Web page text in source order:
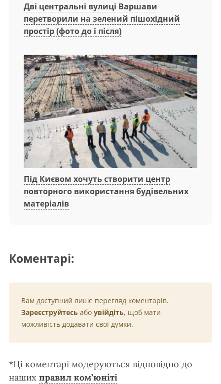
Дві центральні вулиці Варшави
перетворили на зелений пішохідний
простір (фото до і після)
Під Києвом хочуть створити центр
повторного використання будівельних
матеріалів
Коментарі:
Вам доступний лише перегляд коментарів.
Зареєструйтесь або увійдіть, щоб мати
можливість додавати свої думки.
*Ці коментарі модеруються відповідно до
наших правил ком’юніті